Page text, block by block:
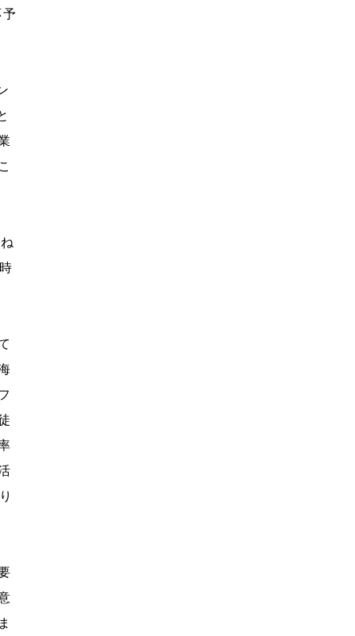
予